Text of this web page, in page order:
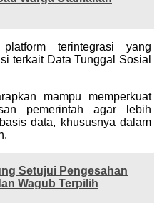
terintegrasi yang
terkait Data Tunggal Sosial
mampu memperkuat
pemerintah agar lebih
data, khususnya dalam
Setujui Pengesahan
Wagub Terpilih